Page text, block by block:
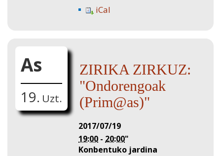
iCal
As
19. Uzt.
ZIRIKA ZIRKUZ:
"Ondorengoak
(Prim@as)"
2017/07/19
19:00 - 20:00"
Konbentuko jardina